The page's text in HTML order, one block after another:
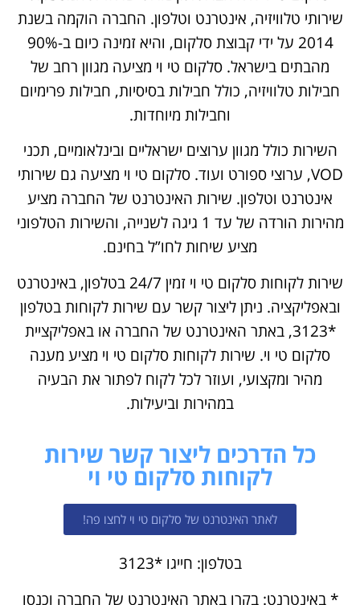
שירותי טלוויזיה, אינטרנט וטלפון. החברה הוקמה בשנת
2014 על ידי קבוצת סלקום, והיא זמינה כיום ב-90%
מהבתים בישראל. סלקום טי וי מציעה מגוון רחב של
חבילות טלוויזיה, כולל חבילות בסיסיות, חבילות פרימיום
וחבילות מיוחדות.
השירות כולל מגוון ערוצים ישראליים ובינלאומיים, תכני
VOD, ערוצי ספורט ועוד. סלקום טי וי מציעה גם שירותי
אינטרנט וטלפון. שירות האינטרנט של החברה מציע
מהירות הורדה של עד 1 גיגה לשנייה, והשירות הטלפוני
מציע שיחות לחו”ל בחינם.
שירות לקוחות סלקום טי וי זמין 24/7 בטלפון, באינטרנט
ובאפליקציה. ניתן ליצור קשר עם שירות לקוחות בטלפון
*3123, באתר האינטרנט של החברה או באפליקציית
סלקום טי וי. שירות לקוחות סלקום טי וי מציע מענה
מהיר ומקצועי, ועוזר לכל לקוח לפתור את הבעיה
במהירות וביעילות.
כל הדרכים ליצור קשר שירות
לקוחות סלקום טי וי
לאתר האינטרנט של סלקום טי וי לחצו פה!
בטלפון: חייגו *3123
* באינטרנט: בקרו באתר האינטרנט של החברה וכנסו